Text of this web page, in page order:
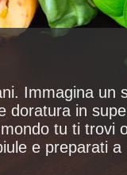
Immagina un
doratura in
tu ti trovi
e preparati a